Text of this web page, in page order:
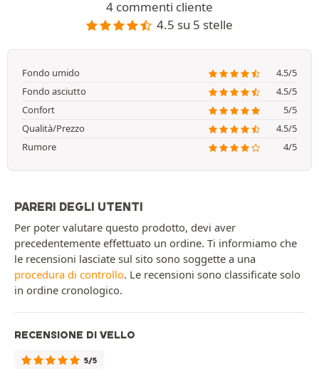
4 commenti cliente
4.5 su 5 stelle
Fondo umido
4.5/5
Fondo asciutto
4.5/5
Confort
5/5
Qualità/Prezzo
4.5/5
Rumore
4/5
PARERI DEGLI UTENTI
Per poter valutare questo prodotto, devi aver
precedentemente effettuato un ordine. Ti informiamo che
le recensioni lasciate sul sito sono soggette a una
procedura di controllo. Le recensioni sono classificate solo
in ordine cronologico.
RECENSIONE DI VELLO
5/5